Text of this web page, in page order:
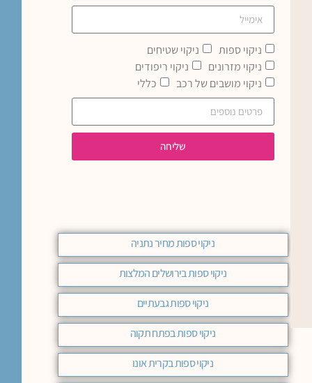
ניקוי ספות
ניקוי שטיחים
ניקוי מזרונים
ניקוי ריפודים
ניקוי מושבים של רכב
כללי
שליחה
ניקוי ספות מחיר נתניה
ניקוי ספות בירושלים המלצות
ניקוי ספות גבעתיים
ניקוי ספות בפתח תקוה
ניקוי ספות בקרית אונו